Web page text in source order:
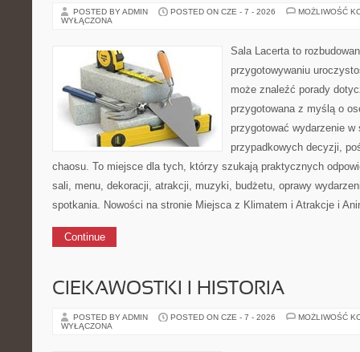
POSTED BY ADMIN POSTED ON CZE - 7 - 2026
MOŻLIWOŚĆ
WYŁĄCZONA
Sala Lacerta to
przygotowywaniu
może znaleźć porady
przygotowana z myślą o
przygotować wydarzenie
przypadkowych decyzji,
chaosu. To miejsce dla tych, którzy szukają praktycznych
sali, menu, dekoracji, atrakcji, muzyki, budżetu, oprawy
spotkania. Nowości na stronie Miejsca z Klimatem i Atrakcje i
Continue
CIEKAWOSTKI I HISTORIA
POSTED BY ADMIN POSTED ON CZE - 7 - 2026
MOŻLIWOŚĆ
WYŁĄCZONA